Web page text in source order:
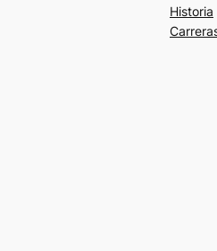
Historia